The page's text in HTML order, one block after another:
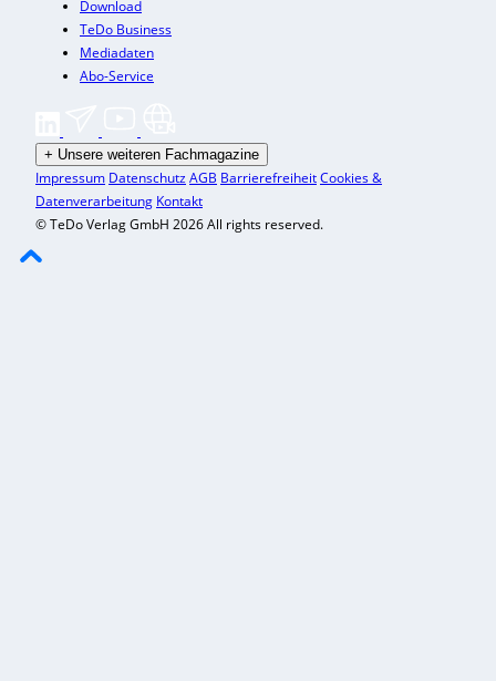
Download
TeDo Business
Mediadaten
Abo-Service
+ Unsere weiteren Fachmagazine
Impressum DatenschutzAGB BarrierefreiheitCookies &
Datenverarbeitung Kontakt
© TeDo Verlag GmbH 2026 All rights reserved.